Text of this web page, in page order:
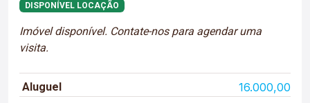
DISPONÍVEL LOCAÇÃO
Imóvel disponível. Contate-nos para agendar uma
visita.
Aluguel 16.000,00